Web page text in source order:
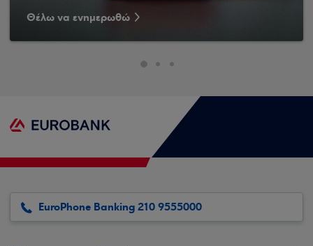
Θέλω να ενημερωθώ
EuroPhone Banking 210 9555000